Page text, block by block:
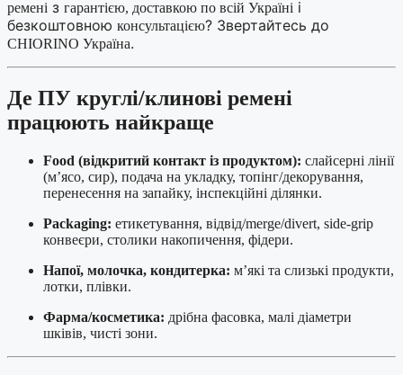
ремені з гарантією, доставкою по всій Україні і
безкоштовною консультацією? Звертайтесь до
CHIORINO Україна.
Де ПУ круглі/клинові ремені
працюють найкраще
Food (відкритий контакт із продуктом): слайсерні лінії
(м’ясо, сир), подача на укладку, топінг/декорування,
перенесення на запайку, інспекційні ділянки.
Packaging: етикетування, відвід/merge/divert, side-grip
конвеєри, столики накопичення, фідери.
Напої, молочка, кондитерка: м’які та слизькі продукти,
лотки, плівки.
Фарма/косметика: дрібна фасовка, малі діаметри
шківів, чисті зони.